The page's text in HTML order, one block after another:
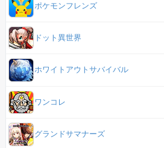
ポケモンフレンズ
ドット異世界
ホワイトアウトサバイバル
ワンコレ
グランドサマナーズ